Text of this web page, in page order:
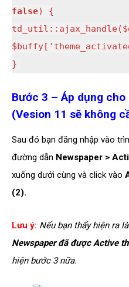
false) {
}
Bước 3 – Áp dụng
(Vesion 11 sẽ không
Sau đó bạn đăng nhập vào
đường dẫn Newspaper >
xuống dưới cùng và click vào
(2).
Lưu ý: Nếu bạn thấy hiện ra là
Newspaper đã được Active
hiện bước 3 nữa.